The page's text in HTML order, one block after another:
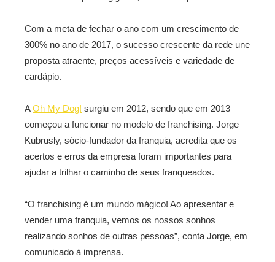
Com a meta de fechar o ano com um crescimento de
300% no ano de 2017, o sucesso crescente da rede une
proposta atraente, preços acessíveis e variedade de
cardápio.
AOh My Dog! surgiu em 2012, sendo que em 2013
começou a funcionar no modelo de franchising. Jorge
Kubrusly, sócio-fundador da franquia, acredita que os
acertos e erros da empresa foram importantes para
ajudar a trilhar o caminho de seus franqueados.
“O franchising é um mundo mágico! Ao apresentar e
vender uma franquia, vemos os nossos sonhos
realizando sonhos de outras pessoas”, conta Jorge, em
comunicado à imprensa.